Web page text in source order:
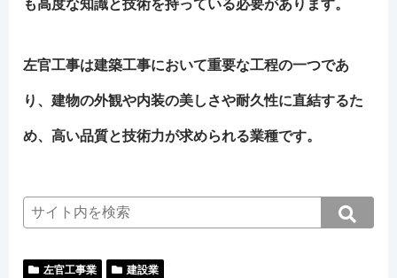
も高度な知識と技術を持っている必要があります。
左官工事は建築工事において重要な工程の一つであ
り、建物の外観や内装の美しさや耐久性に直結するた
め、高い品質と技術力が求められる業種です。
左官工事業 建設業